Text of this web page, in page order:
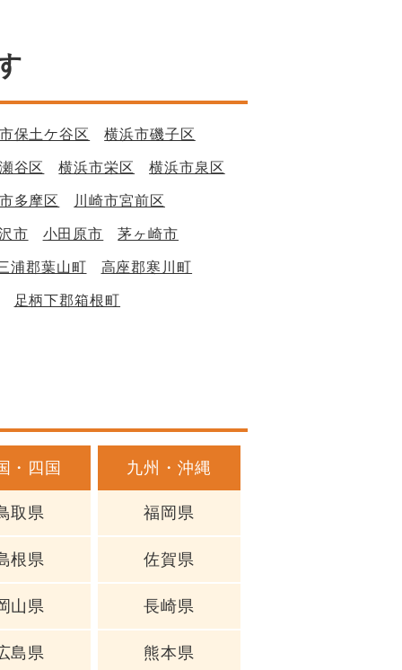
保土ケ谷区 横浜市磯子区
谷区 横浜市栄区 横浜市泉区
多摩区 川崎市宮前区
市 小田原市 茅ヶ崎市
浦郡葉山町 高座郡寒川町
足柄下郡箱根町
・四国
取県
根県
山県
島県
九州・沖縄
福岡県
佐賀県
長崎県
熊本県